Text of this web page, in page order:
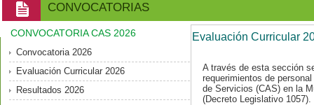
CONVOCATORIAS
CONVOCATORIA CAS 2026
Convocatoria 2026
Evaluación Curricular 2026
Resultados 2026
Evaluación Curricular
A través de esta sección
requerimientos de
de Servicios (CAS) en la
(Decreto Legislativo 1057).